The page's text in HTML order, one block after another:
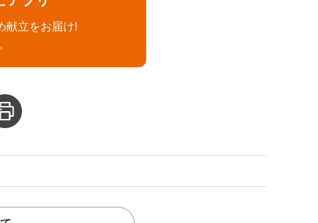
献立をお届け!